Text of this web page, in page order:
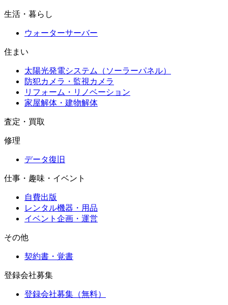
生活・暮らし
ウォーターサーバー
住まい
太陽光発電システム（ソーラーパネル）
防犯カメラ・監視カメラ
リフォーム・リノベーション
家屋解体・建物解体
査定・買取
修理
データ復旧
仕事・趣味・イベント
自費出版
レンタル機器・用品
イベント企画・運営
その他
契約書・覚書
登録会社募集
登録会社募集（無料）